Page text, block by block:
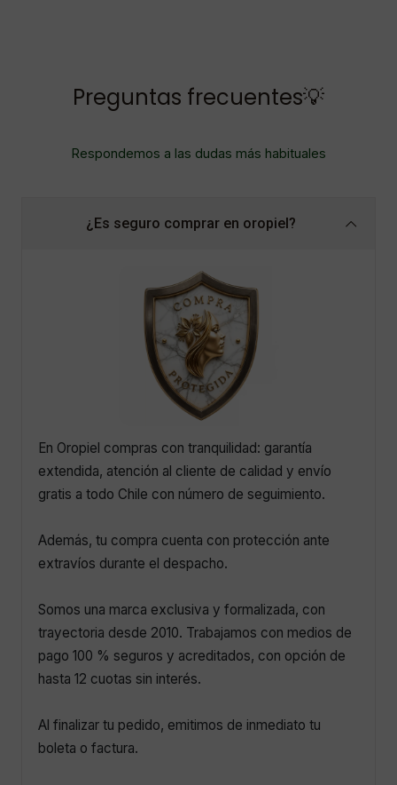
Preguntas frecuentes💡
Respondemos a las dudas más habituales
¿Es seguro comprar en oropiel?
En Oropiel compras con tranquilidad: garantía
extendida, atención al cliente de calidad y envío
gratis a todo Chile con número de seguimiento.
Además, tu compra cuenta con protección ante
extravíos durante el despacho.
Somos una marca exclusiva y formalizada, con
trayectoria desde 2010. Trabajamos con medios de
pago 100 % seguros y acreditados, con opción de
hasta 12 cuotas sin interés.
Al finalizar tu pedido, emitimos de inmediato tu
boleta o factura.